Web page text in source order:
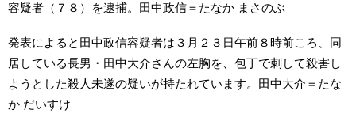
容疑者（７８）を逮捕。田中政信＝たなか まさのぶ
発表によると田中政信容疑者は３月２３日午前８時前ころ、同
居している長男・田中大介さんの左胸を、包丁で刺して殺害し
ようとした殺人未遂の疑いが持たれています。田中大介＝たな
か だいすけ